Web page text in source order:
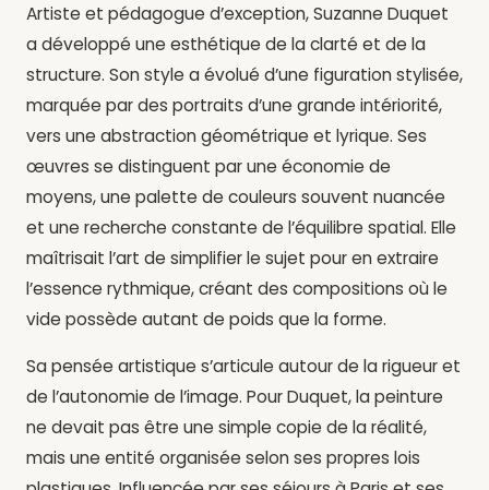
Artiste et pédagogue d’exception, Suzanne Duquet
a développé une esthétique de la clarté et de la
structure. Son style a évolué d’une figuration stylisée,
marquée par des portraits d’une grande intériorité,
vers une abstraction géométrique et lyrique. Ses
œuvres se distinguent par une économie de
moyens, une palette de couleurs souvent nuancée
et une recherche constante de l’équilibre spatial. Elle
maîtrisait l’art de simplifier le sujet pour en extraire
l’essence rythmique, créant des compositions où le
vide possède autant de poids que la forme.
Sa pensée artistique s’articule autour de la rigueur et
de l’autonomie de l’image. Pour Duquet, la peinture
ne devait pas être une simple copie de la réalité,
mais une entité organisée selon ses propres lois